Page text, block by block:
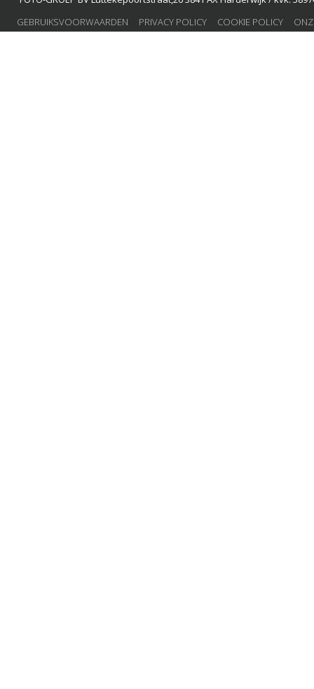
GEBRUIKSVOORWAARDEN
PRIVACY POLICY COOKIE POLICY